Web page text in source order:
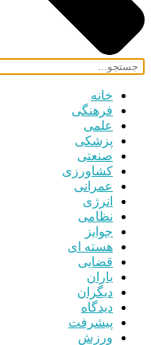
خانه
فرهنگی
علمی
پزشکی
صنعتی
کشاورزی
عمرانی
انرژی
نظامی
جوایز
هسته ای
قضایی
یاران
دیگران
دیدگاه
پیشرفت
ورزش